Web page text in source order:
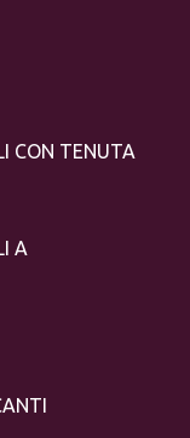
CON TENUTA
A